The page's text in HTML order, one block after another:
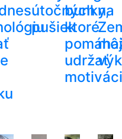
útočných
pušiek
bunky,
ktoré
udržať
na